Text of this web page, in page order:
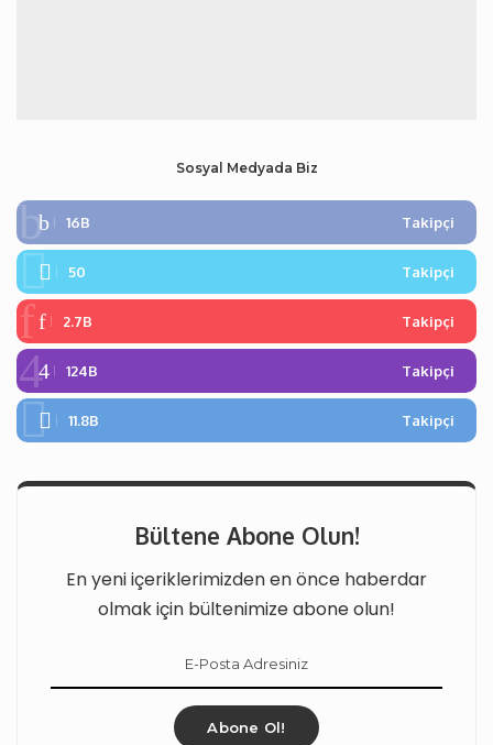
Sosyal Medyada Biz
16B Takipçi
50 Takipçi
2.7B Takipçi
124B Takipçi
11.8B Takipçi
Bültene Abone Olun!
En yeni içeriklerimizden en önce haberdar
olmak için bültenimize abone olun!
Abone Ol!